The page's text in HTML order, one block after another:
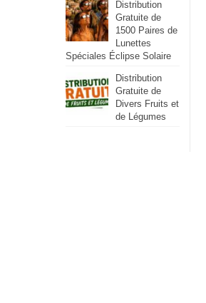
Distribution
Gratuite de
1500 Paires de
Lunettes
Spéciales Éclipse Solaire
Distribution
Gratuite de
Divers Fruits et
de Légumes